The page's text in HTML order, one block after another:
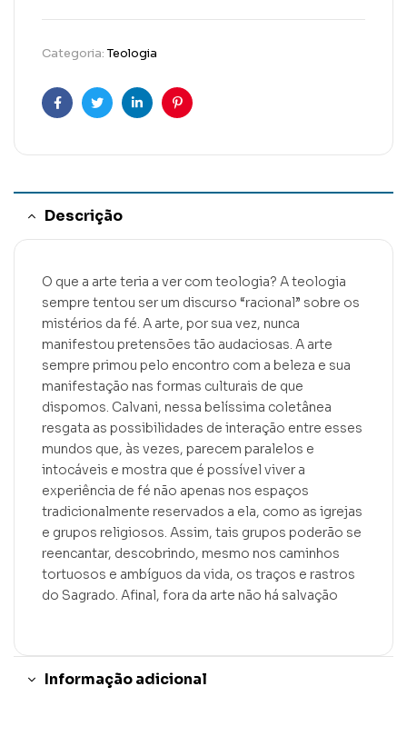
Categoria:Teologia
FacebookTwitterLinkedinPinterest
Descrição
O que a arte teria a ver com teologia? A teologia
sempre tentou ser um discurso “racional” sobre os
mistérios da fé. A arte, por sua vez, nunca
manifestou pretensões tão audaciosas. A arte
sempre primou pelo encontro com a beleza e sua
manifestação nas formas culturais de que
dispomos. Calvani, nessa belíssima coletânea
resgata as possibilidades de interação entre esses
mundos que, às vezes, parecem paralelos e
intocáveis e mostra que é possível viver a
experiência de fé não apenas nos espaços
tradicionalmente reservados a ela, como as igrejas
e grupos religiosos. Assim, tais grupos poderão se
reencantar, descobrindo, mesmo nos caminhos
tortuosos e ambíguos da vida, os traços e rastros
do Sagrado. Afinal, fora da arte não há salvação
Informação adicional